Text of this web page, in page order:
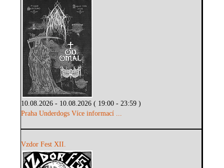
10.08.2026 - 10.08.2026 ( 19:00 - 23:59 )
Praha Underdogs Více informací ...
Vzdor Fest XII.